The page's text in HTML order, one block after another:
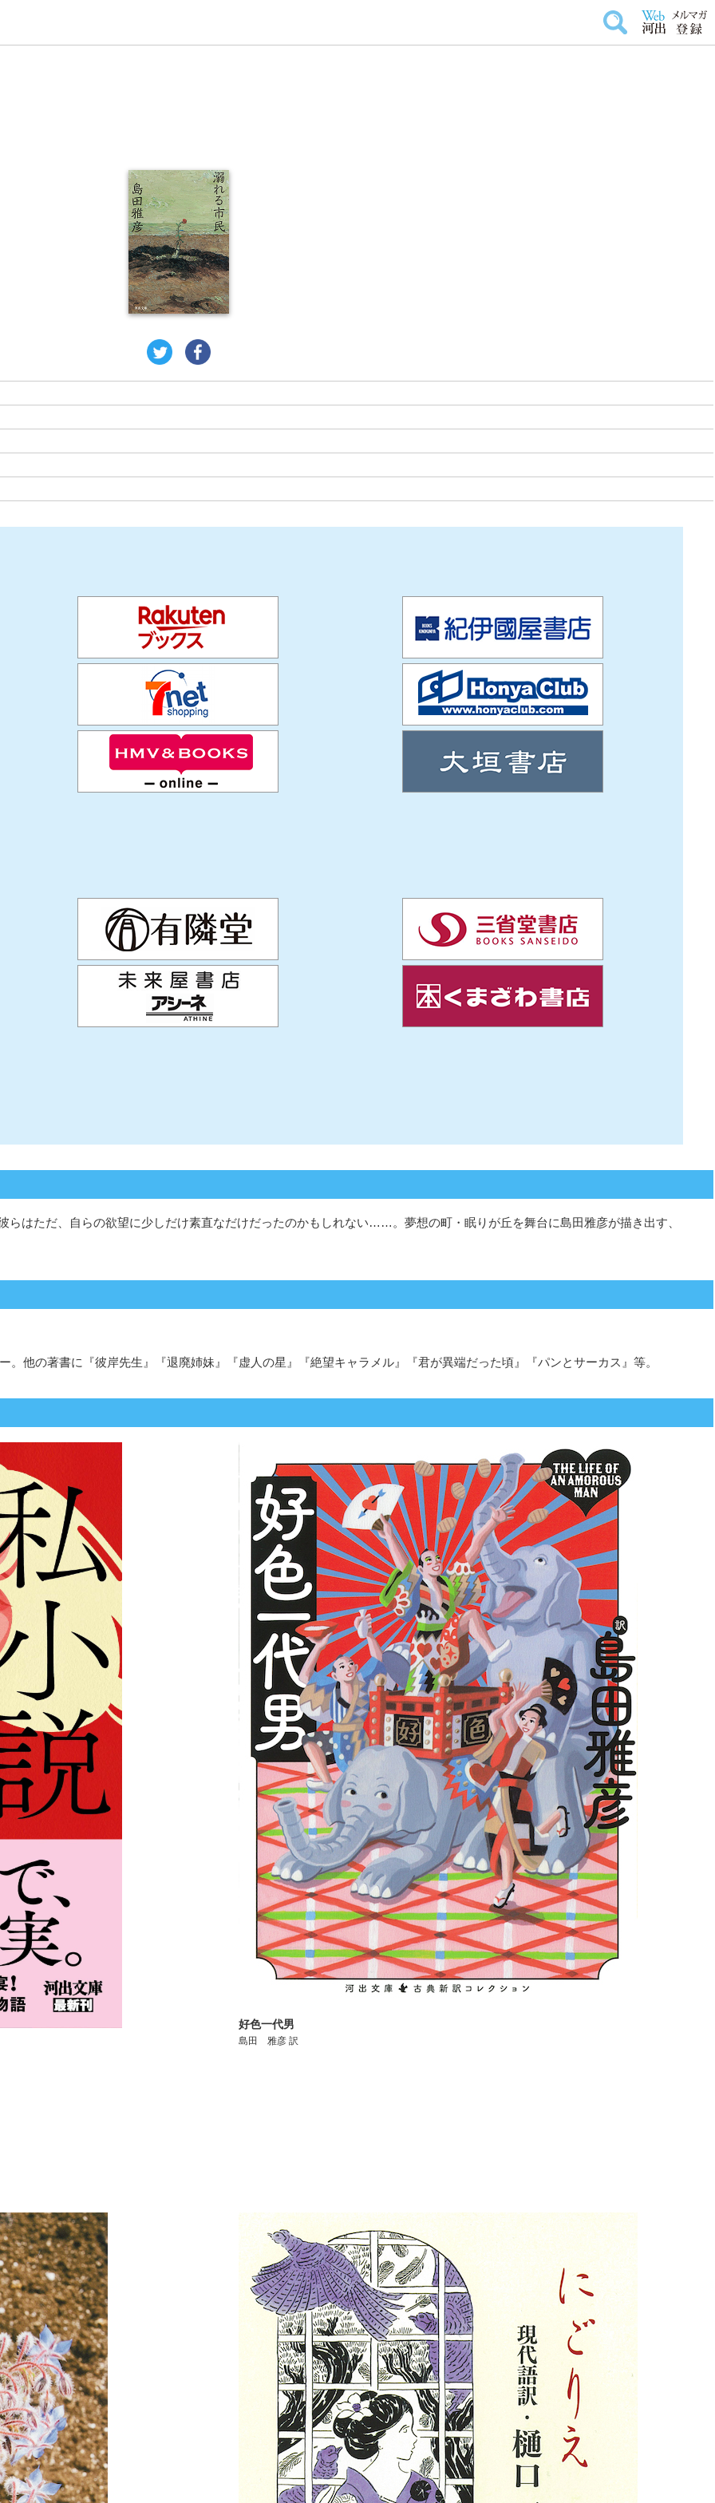
らはただ、自らの欲望に少しだけ素直なだけだったのかもしれない……。夢想の町・眠りが丘を舞台に島田雅彦が描き出す、
他の著書に『彼岸先生』『退廃姉妹』『虚人の星』『絶望キャラメル』『君が異端だった頃』『パンとサーカス』等。
好色一代男
島田 雅彦 訳